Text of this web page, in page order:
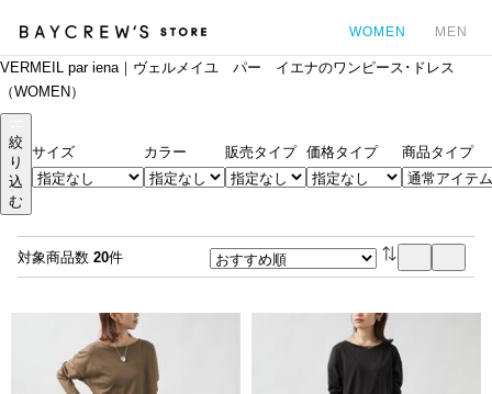
WOMEN MEN
VERMEIL par iena｜ヴェルメイユ パー イエナのワンピース･ドレス
（WOMEN）
絞
り
込
む
サイズ カラー 販売タイプ 価格タイプ 商品タイプ
対象商品数 20件